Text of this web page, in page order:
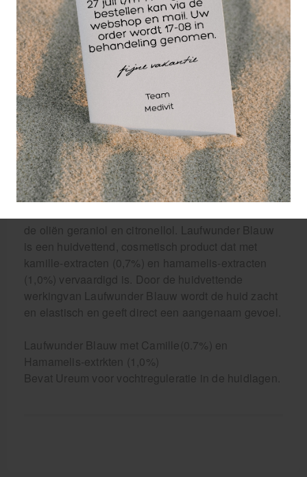
Van Laufwunder
Blauw wordt de huid
zacht en elastisch en
geeft direct een
aangenaam gevoel.
Laufwunder Blauw
heeft een
deodoriserende
werking. Bij dagelijks gebruik behoudt men een
fluweelzachte huid daar Laufwunder Blauw een
langdurige werking heeft.
de oliën geraniol en citronellol. Laufwunder Blauw
is een huidvettend, cosmetisch product dat met
kamille-extracten (0,7%) en hamamelis-extracten
(1,0%) vervaardigd is. Door de huidvettende
werkingvan Laufwunder Blauw wordt de huid zacht
en elastisch en geeft direct een aangenaam gevoel.
Laufwunder Blauw met Camille(0.7%) en
Hamamelis-extrkten (1,0%)
Bevat Ureum voor vochtreguleratie in de huidlagen.